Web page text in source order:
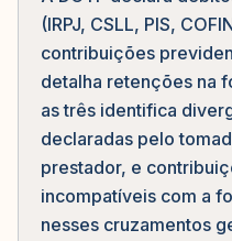
(IRPJ, CSLL, PIS,
contribuições
detalha retenções na
as três identifica
declaradas pelo
prestador, e
incompatíveis com a
nesses cruzamentos